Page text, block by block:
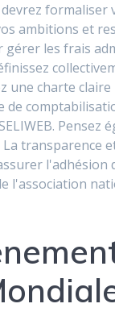
formaliser
ambitions et
les frais
une charte
de
Pensez
transparence
l'association